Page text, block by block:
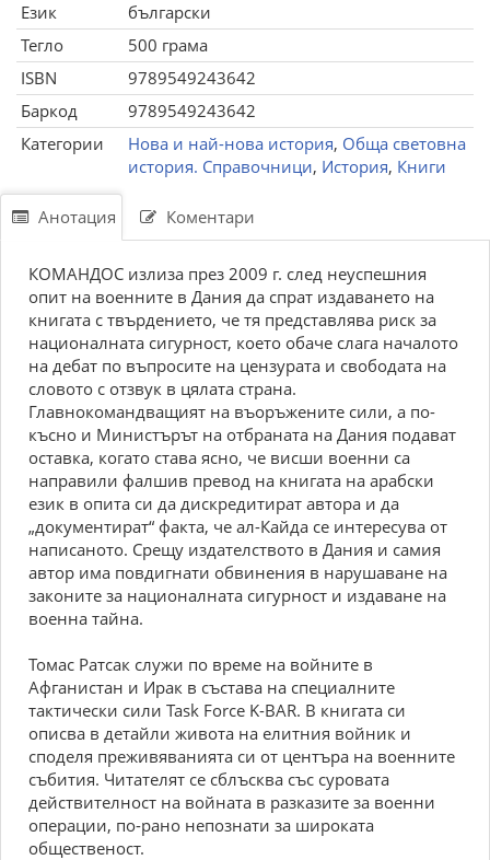
Език
български
Тегло
500 грама
ISBN
9789549243642
Баркод
9789549243642
Категории
Нова и най-нова история, Обща световна
история. Справочници, История, Книги
Анотация Коментари
КОМАНДОС излиза през 2009 г. след неуспешния
опит на военните в Дания да спрат издаването на
книгата с твърдението, че тя представлява риск за
националната сигурност, което обаче слага началото
на дебат по въпросите на цензурата и свободата на
словото с отзвук в цялата страна.
Главнокомандващият на въоръжените сили, а по-
късно и Министърът на отбраната на Дания подават
оставка, когато става ясно, че висши военни са
направили фалшив превод на книгата на арабски
език в опита си да дискредитират автора и да
„документират“ факта, че ал-Кайда се интересува от
написаното. Срещу издателството в Дания и самия
автор има повдигнати обвинения в нарушаване на
законите за националната сигурност и издаване на
военна тайна.
Томас Ратсак служи по време на войните в
Афганистан и Ирак в състава на специалните
тактически сили Task Force K-BAR. В книгата си
описва в детайли живота на елитния войник и
споделя преживяванията си от центъра на военните
събития. Читателят се сблъсква със суровата
действителност на войната в разказите за военни
операции, по-рано непознати за широката
общественост.